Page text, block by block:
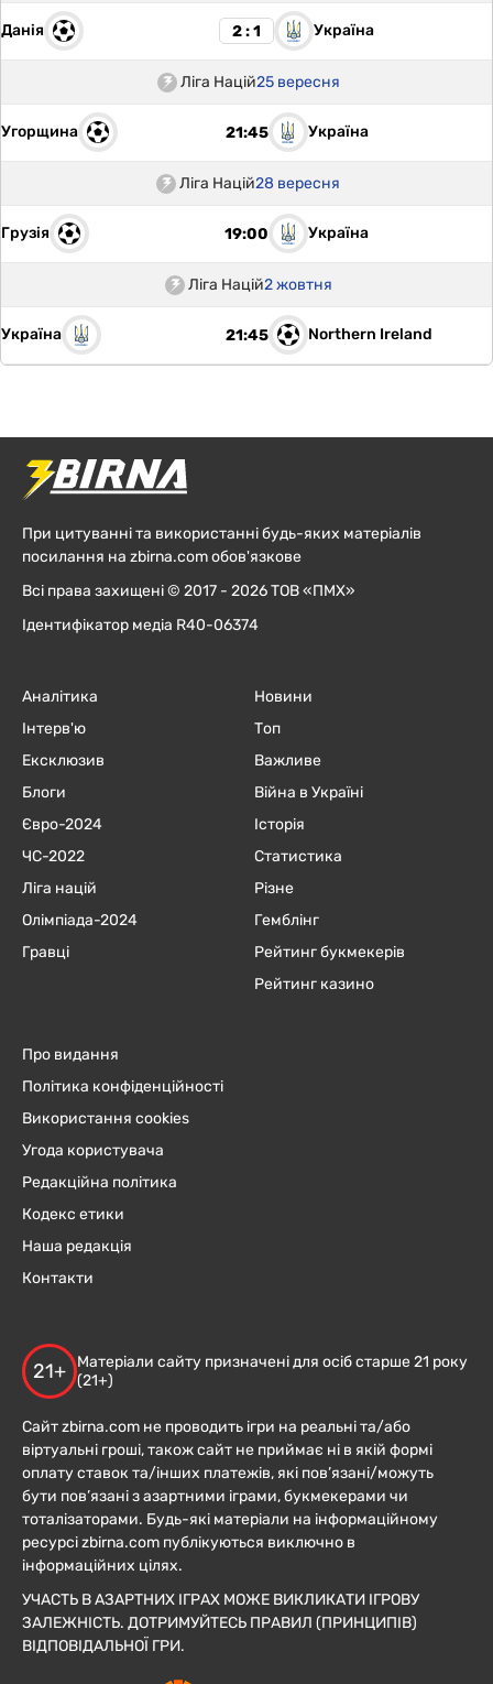
Данія 2 : 1 Україна
Ліга Націй25 вересня
Угорщина 21:45 Україна
Ліга Націй28 вересня
Грузія 19:00 Україна
Ліга Націй2 жовтня
Україна 21:45 Northern Ireland
При цитуванні та використанні будь-яких матеріалів
посилання на zbirna.com обов'язкове
Всі права захищені © 2017 - 2026 ТОВ «ПМХ»
Ідентифікатор медіа R40-06374
Аналітика
Інтерв'ю
Ексклюзив
Блоги
Євро-2024
ЧC-2022
Ліга націй
Олімпіада-2024
Гравці
Новини
Топ
Важливе
Війна в Україні
Історія
Статистика
Різне
Гемблінг
Рейтинг букмекерів
Рейтинг казино
Про видання
Політика конфіденційності
Використання cookies
Угода користувача
Редакційна політика
Кодекс етики
Наша редакція
Контакти
21+
Матеріали сайту призначені для осіб старше 21 року
(21+)
Сайт zbirna.com не проводить ігри на реальні та/або
віртуальні гроші, також сайт не приймає ні в якій формі
оплату ставок та/інших платежів, які пов’язані/можуть
бути пов’язані з азартними іграми, букмекерами чи
тоталізаторами. Будь-які матеріали на інформаційному
ресурсі zbirna.com публікуються виключно в
інформаційних цілях.
УЧАСТЬ В АЗАРТНИХ ІГРАХ МОЖЕ ВИКЛИКАТИ ІГРОВУ
ЗАЛЕЖНІСТЬ. ДОТРИМУЙТЕСЬ ПРАВИЛ (ПРИНЦИПІВ)
ВІДПОВІДАЛЬНОЇ ГРИ.